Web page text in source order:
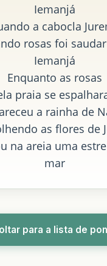
Iemanjá
a cabocla
rosas foi
Iemanjá
Enquanto as rosas
praia se
a rainha de
as flores de
na areia uma
mar
para a lista de